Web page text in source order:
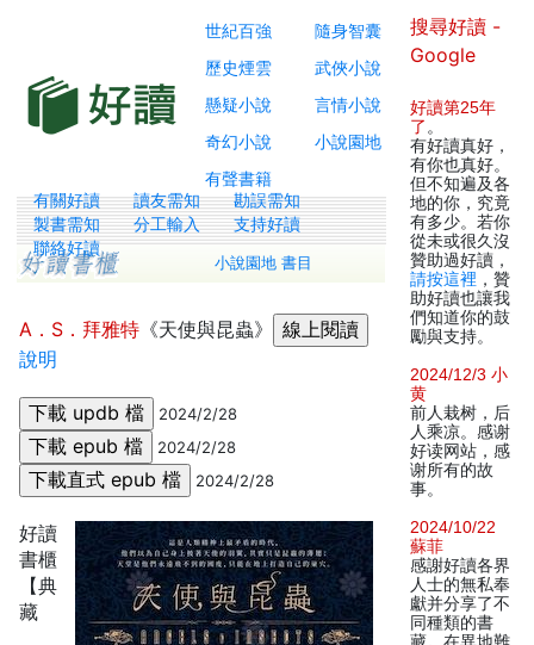
世紀百強
隨身智囊
歷史煙雲
武俠小說
懸疑小說
言情小說
奇幻小說
小說園地
有聲書籍
有關好讀 讀友需知
勘誤需知
製書需知
分工輸入
支持好讀
聯絡好讀
小說園地 書目
A．S．拜雅特 《天使與昆蟲》
說明
2024/2/28
2024/2/28
2024/2/28
好讀
書櫃
【典
藏
搜尋好讀 -
Google
好讀第25年
了 。
有好讀真好，
有你也真好。
但不知遍及各
地的你，究竟
有多少。若你
從未或很久沒
贊助過好讀，
請按這裡 ，贊
助好讀也讓我
們知道你的鼓
勵與支持。
2024/12/3 小
黄
前人栽树，后
人乘凉。感谢
好读网站，感
谢所有的故
事。
2024/10/22
蘇菲
感謝好讀各界
人士的無私奉
獻并分享了不
同種類的書